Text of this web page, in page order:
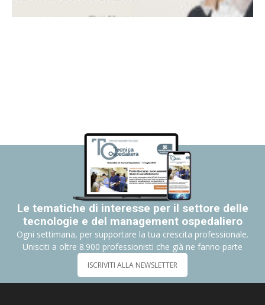
Le tematiche di interesse per il settore delle
tecnologie e del management ospedaliero
Ogni settimana, per supportare la tua crescita professionale.
Unisciti a oltre 8.900 professionisti che già ne fanno parte
ISCRIVITI ALLA NEWSLETTER